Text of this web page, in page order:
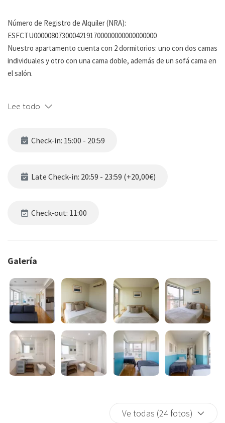
Número de Registro de Alquiler (NRA):
ESFCTU00000807300042191700000000000000000
Nuestro apartamento cuenta con 2 dormitorios: uno con dos camas
individuales y otro con una cama doble, además de un sofá cama en
el salón.
deliciosos platos; que podrán disfrutar en la mesa comedor con sus
WIFI.
espejo.
de la bella ciudad.
Vive la experiencia Barcelona de forma única.
**Por favor tenga en cuenta que el Estacionamiento tiene un
costo de 50€. Además, esta localizado en la misma calle del
edificio**
Lee todo
Check-in: 15:00 - 20:59
Late Check-in: 20:59 - 23:59 (+20,00€)
Check-out: 11:00
Galería
Ve todas (24 fotos)